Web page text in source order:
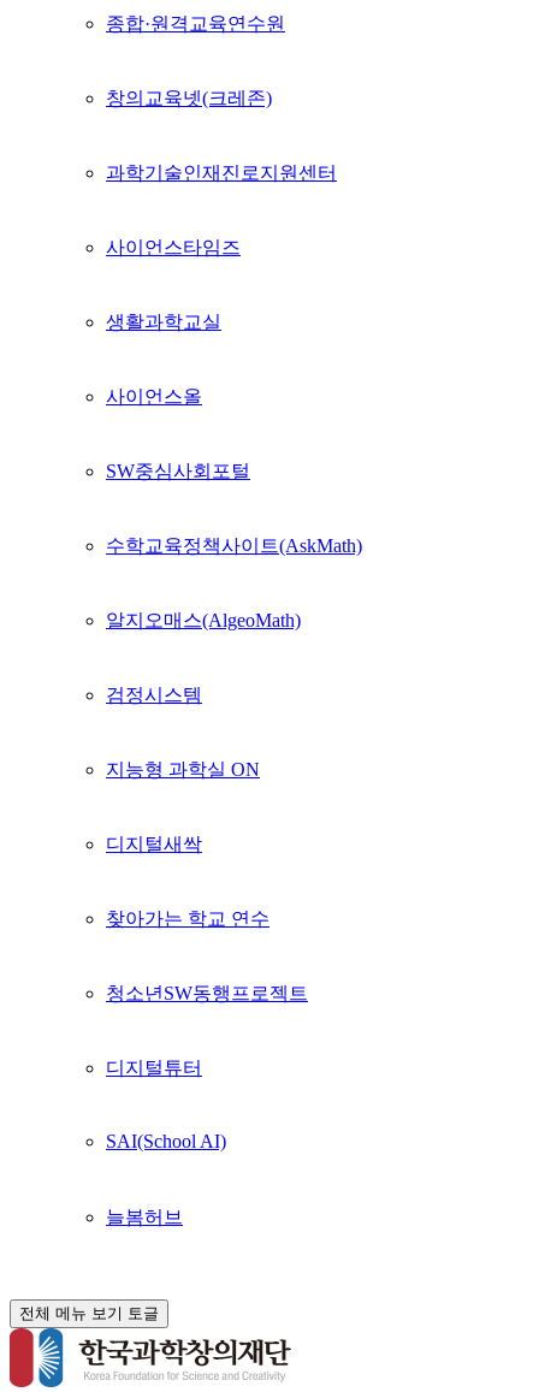
종합·원격교육연수원
창의교육넷(크레존)
과학기술인재진로지원센터
사이언스타임즈
생활과학교실
사이언스올
SW중심사회포털
수학교육정책사이트(AskMath)
알지오매스(AlgeoMath)
검정시스템
지능형 과학실 ON
디지털새싹
찾아가는 학교 연수
청소년SW동행프로젝트
디지털튜터
SAI(School AI)
늘봄허브
전체 메뉴 보기 토글